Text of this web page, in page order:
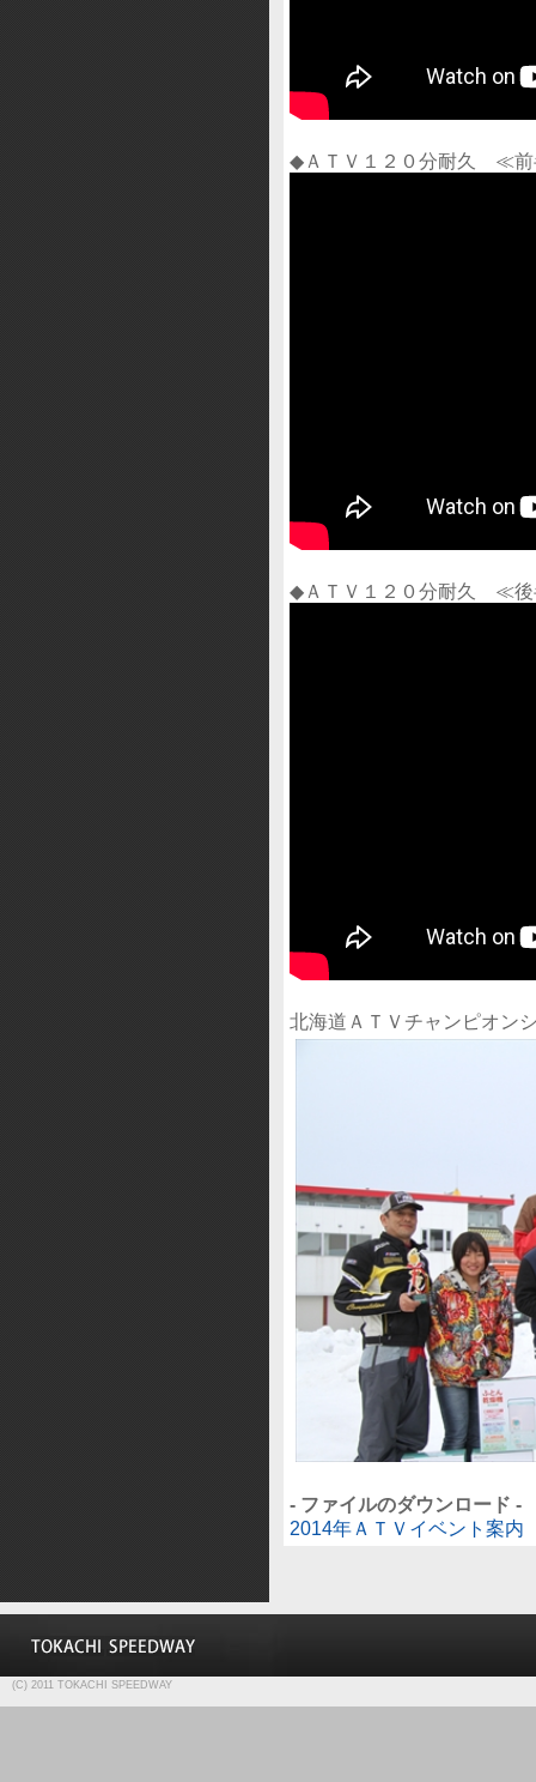
◆ＡＴＶ１２０分耐久 ≪
◆ＡＴＶ１２０分耐久 ≪
北海道ＡＴＶチャンピオン
- ファイルのダウンロード -
2014年ＡＴＶイベント案内
(C) 2011 TOKACHI SPEEDWAY